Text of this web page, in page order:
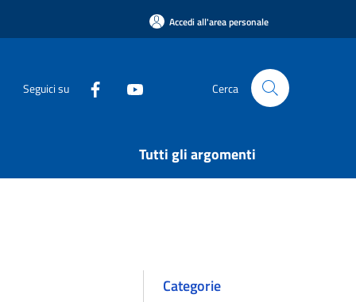
Accedi all'area personale
Seguici su Cerca
Tutti gli argomenti
Categorie